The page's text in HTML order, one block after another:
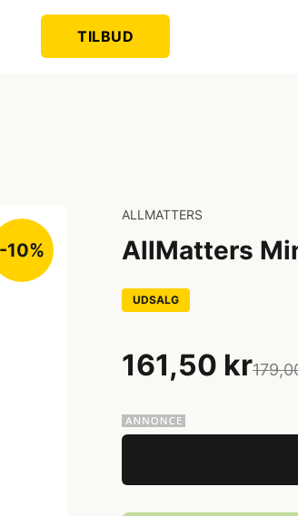
TILBUD
-10%
ALLMATTERS
AllMatters
UDSALG
161,50 kr